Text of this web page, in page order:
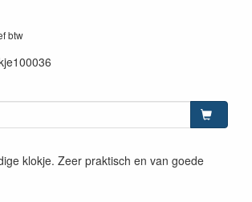
btw
klokje. Zeer praktisch en van goede